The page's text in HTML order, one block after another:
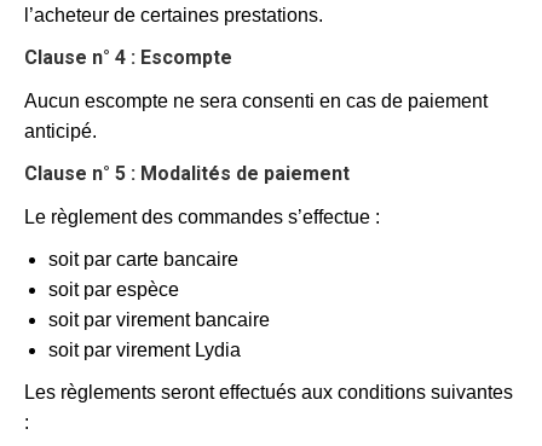
l’acheteur de certaines prestations.
Clause n° 4 : Escompte
Aucun escompte ne sera consenti en cas de paiement
anticipé.
Clause n° 5 : Modalités de paiement
Le règlement des commandes s’effectue :
soit par carte bancaire
soit par espèce
soit par virement bancaire
soit par virement Lydia
Les règlements seront effectués aux conditions suivantes
: